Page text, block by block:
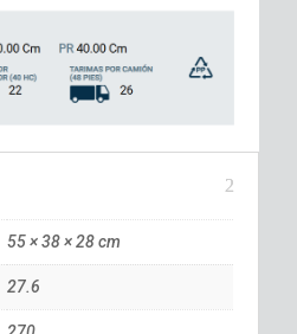
55 × 38 × 28 cm
27.6